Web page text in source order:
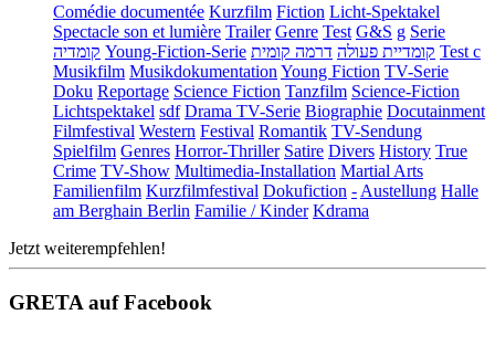
Comédie documentée Kurzfilm Fiction Licht-Spektakel
Spectacle son et lumière Trailer Genre Test G&S g Serie
קומדיה Young-Fiction-Serie קומדיית פעולה דרמה קומית
Test c
Musikfilm Musikdokumentation Young Fiction TV-Serie
Doku Reportage Science Fiction Tanzfilm Science-Fiction
Lichtspektakel sdf Drama TV-Serie Biographie Docutainment
Filmfestival Western Festival Romantik TV-Sendung
Spielfilm Genres Horror-Thriller Satire Divers History True
Crime TV-Show Multimedia-Installation Martial Arts
Familienfilm Kurzfilmfestival Dokufiction - Austellung Halle
am Berghain Berlin Familie / Kinder Kdrama
Jetzt weiterempfehlen!
GRETA auf Facebook